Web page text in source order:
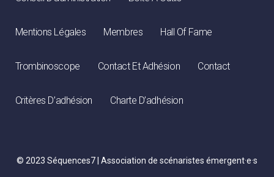
Mentions Légales Membres Hall Of Fame
Trombinoscope Contact Et Adhésion Contact
Critères D’adhésion Charte D’adhésion
© 2023 Séquences7 | Association de scénaristes émergent·e·s